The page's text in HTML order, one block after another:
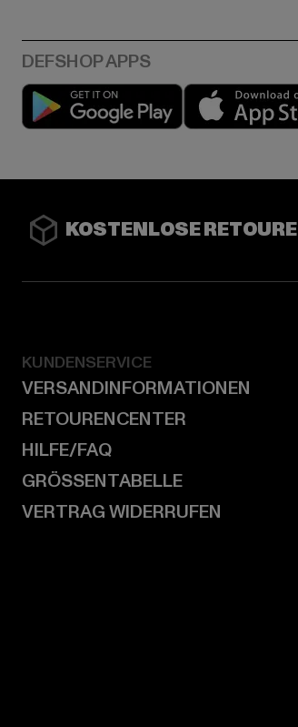
Play market
KOSTENLOSE RETOURE
KUNDENSERVICE
VERSANDINFORMATIONEN
RETOURENCENTER
HILFE/FAQ
GRÖSSENTABELLE
VERTRAG WIDERRUFEN